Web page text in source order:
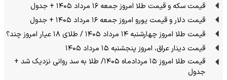
قیمت سکه و قیمت طلا امروز جمعه ۱۶ مرداد ۱۴۰۵ + جدول
قیمت دلار و قیمت یورو امروز جمعه ۱۶ مرداد ۱۴۰۵ + جدول
قیمت طلا امروز چهارشنبه ۱۴ مرداد ۱۴۰۵ / طلای ۱۸ عیار امروز چند؟
قیمت دینار عراق، امروز پنجشنبه ۱۵ مرداد ۱۴۰۵
قیمت طلا امروز ۱۵ مردادماه ۱۴۰۵/ طلا به سد روانی نزدیک شد +
جدول